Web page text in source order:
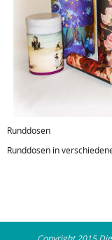
Runddosen
Runddosen in